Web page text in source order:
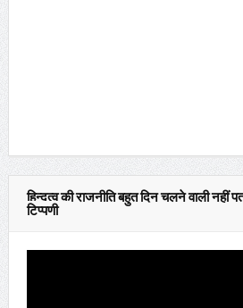
हिन्दुत्व की राजनीति बहुत दिन चलने वाली
टिप्पणी